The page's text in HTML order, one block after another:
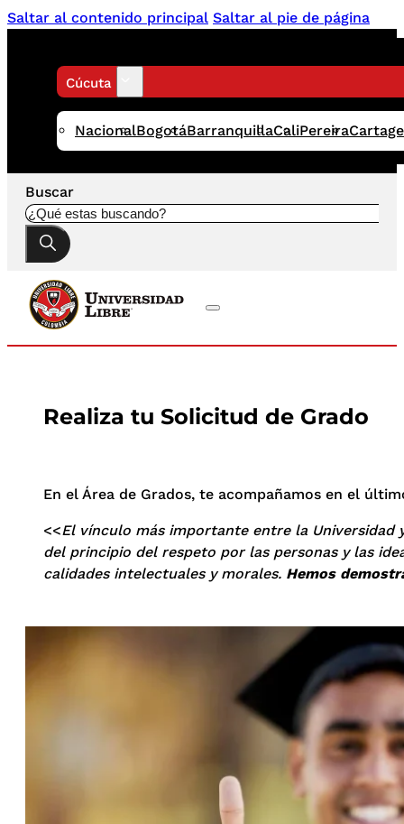
Saltar al contenido principal Saltar al pie de página
Cúcuta
NacionalBogotáBarranquillaCaliPereira
Buscar
Realiza tu Solicitud de Grado
En el Área de Grados, te acompañamos en el
<<El vínculo más importante entre la
del principio del respeto por las personas y las
calidades intelectuales y morales. Hemos